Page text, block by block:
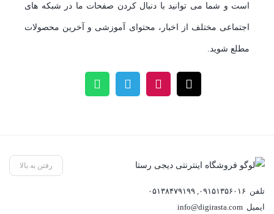
است و شما می توانید با دنبال کردن صفحات ما در شبکه های
اجتماعی مختلف از اخبار، محتوای آموزشی و آخرین محصولات
مطلع شوید.
رفتن به بالا
تلفن ۰۹۱۵۱۳۵۶۰۱۶ ۰۵۱۳۸۴۷۹۱۹۹
ایمیل info@digirasta.com